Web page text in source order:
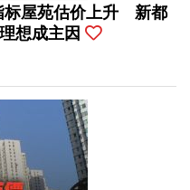
标屋苑估价上升 新都
想成主因